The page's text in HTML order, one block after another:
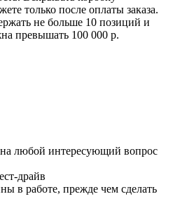
только после оплаты заказа.
не больше 10 позиций и
превышать 100 000 р.
любой интересующий вопрос
драйв
в работе, прежде чем сделать